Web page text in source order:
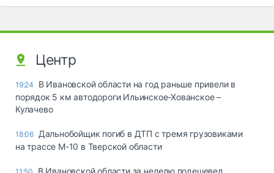
Центр
19:24
В Ивановской области на год раньше привели в
порядок 5 км автодороги Ильинское-Хованское –
Кулачево
18:06 Дальнобойщик погиб в ДТП с тремя грузовиками
на трассе М-10 в Тверской области
В Ивановской области за неделю подешевел